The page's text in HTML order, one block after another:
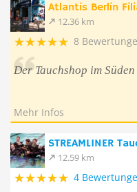
Atlantis Berlin
12.36 km
8
Der Tauchshop im
Mehr Infos
STREAMLINER
12.59 km
4